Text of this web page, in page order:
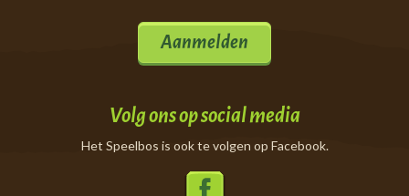
Aanmelden
Volg ons op social media
Het Speelbos is ook te volgen op Facebook.